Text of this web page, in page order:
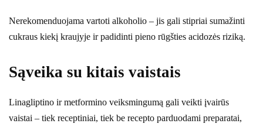
Nerekomenduojama vartoti alkoholio – jis gali stipriai sumažinti
cukraus kiekį kraujyje ir padidinti pieno rūgšties acidozės riziką.
Sąveika su kitais vaistais
Linagliptino ir metformino veiksmingumą gali veikti įvairūs
vaistai – tiek receptiniai, tiek be recepto parduodami preparatai,